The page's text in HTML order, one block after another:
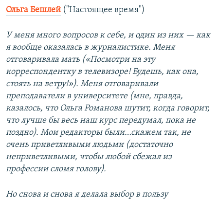
Ольга Бешлей ("Настоящее время")
У меня много вопросов к себе, и один из них — как
я вообще оказалась в журналистике. Меня
отговаривала мать («Посмотри на эту
корреспондентку в телевизоре! Будешь, как она,
стоять на ветру!»). Меня отговаривали
преподаватели в университете (мне, правда,
казалось, что Ольга Романова шутит, когда говорит,
что лучше бы весь наш курс передумал, пока не
поздно). Мои редакторы были…скажем так, не
очень приветливыми людьми (достаточно
неприветливыми, чтобы любой сбежал из
профессии сломя голову).
Но снова и снова я делала выбор в пользу